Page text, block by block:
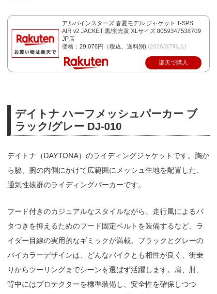
アルパインスターズ 春夏モデル ジャケット T-SPS
AIR v2 JACKET 黒/蛍光黄 XLサイズ 8059347538709
JP店
価格：29,076円（税込、送料別) (2026/3/7時点)
楽天で購入
デイトナ ハーフメッシュパーカー ブ
ラック/グレー DJ-010
デイトナ（DAYTONA）のライディングジャケットです。胸か
ら脇、腕の内側にかけて広範囲にメッシュ生地を配置した、
通気性抜群のライディングパーカーです。
フード付きのカジュアルなスタイルながら、走行風によるバ
タつきを抑えるためのフード固定ベルトを装備するなど、ラ
イダー目線の実用的なギミックが満載。ブラックとグレーの
バイカラーデザインは、どんなバイクとも相性が良く、街乗
りからツーリングまでシーンを選ばず活躍します。肩、肘、
背中にはプロテクターを標準装備し、安全性を確保しつつ